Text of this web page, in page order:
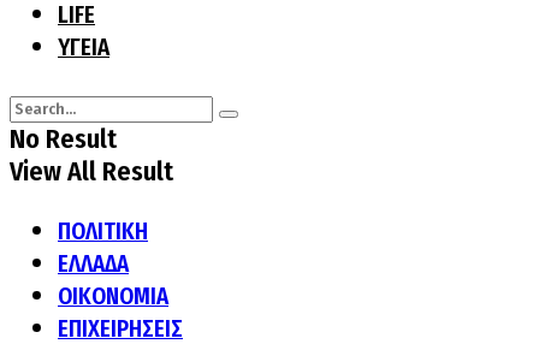
LIFE
ΥΓΕΙΑ
No Result
View All Result
ΠΟΛΙΤΙΚΗ
ΕΛΛΑΔΑ
ΟΙΚΟΝΟΜΙΑ
ΕΠΙΧΕΙΡΗΣΕΙΣ